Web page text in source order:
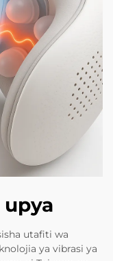
utafiti wa
ya vibrasi ya